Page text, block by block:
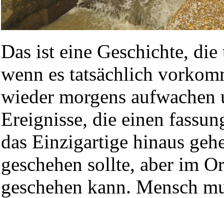
Das ist eine Geschichte,
wenn es tatsächlich
wieder morgens
Ereignisse, die einen
das Einzigartige hinaus
geschehen sollte, aber im
geschehen kann. Mensch